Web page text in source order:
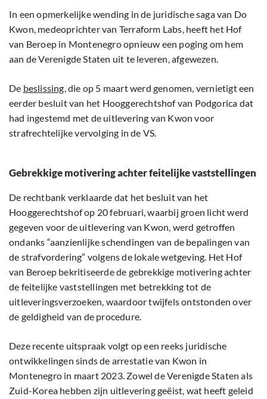
In een opmerkelijke wending in de juridische saga van Do
Kwon, medeoprichter van Terraform Labs, heeft het Hof
van Beroep in Montenegro opnieuw een poging om hem
aan de Verenigde Staten uit te leveren, afgewezen.
De beslissing, die op 5 maart werd genomen, vernietigt een
eerder besluit van het Hooggerechtshof van Podgorica dat
had ingestemd met de uitlevering van Kwon voor
strafrechtelijke vervolging in de VS.
Gebrekkige motivering achter feitelijke vaststellingen
De rechtbank verklaarde dat het besluit van het
Hooggerechtshof op 20 februari, waarbij groen licht werd
gegeven voor de uitlevering van Kwon, werd getroffen
ondanks “aanzienlijke schendingen van de bepalingen van
de strafvordering” volgens de lokale wetgeving. Het Hof
van Beroep bekritiseerde de gebrekkige motivering achter
de feitelijke vaststellingen met betrekking tot de
uitleveringsverzoeken, waardoor twijfels ontstonden over
de geldigheid van de procedure.
Deze recente uitspraak volgt op een reeks juridische
ontwikkelingen sinds de arrestatie van Kwon in
Montenegro in maart 2023. Zowel de Verenigde Staten als
Zuid-Korea hebben zijn uitlevering geëist, wat heeft geleid